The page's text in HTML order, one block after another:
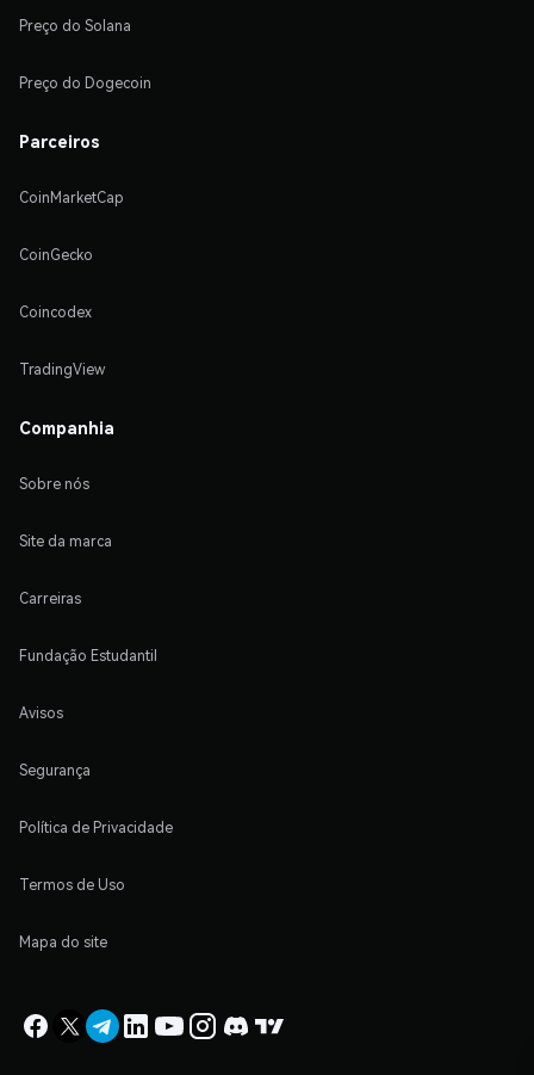
Preço do Solana
Preço do Dogecoin
Parceiros
CoinMarketCap
CoinGecko
Coincodex
TradingView
Companhia
Sobre nós
Site da marca
Carreiras
Fundação Estudantil
Avisos
Segurança
Política de Privacidade
Termos de Uso
Mapa do site